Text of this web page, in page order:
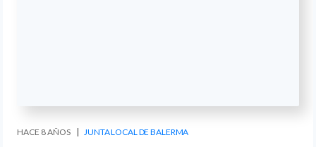
HACE 8 AÑOS JUNTA LOCAL DE BALERMA